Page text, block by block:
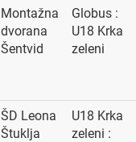
Montažna
dvorana
Šentvid
Globus :
U18 Krka
zeleni
ŠD Leona
Štuklja
U18 Krka
zeleni :